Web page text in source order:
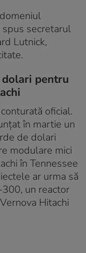
spus secretarul
Lutnick,
dolari pentru
oficial.
în martie un
de dolari
modulare mici
în Tennessee
ar urma să
un reactor
Hitachi